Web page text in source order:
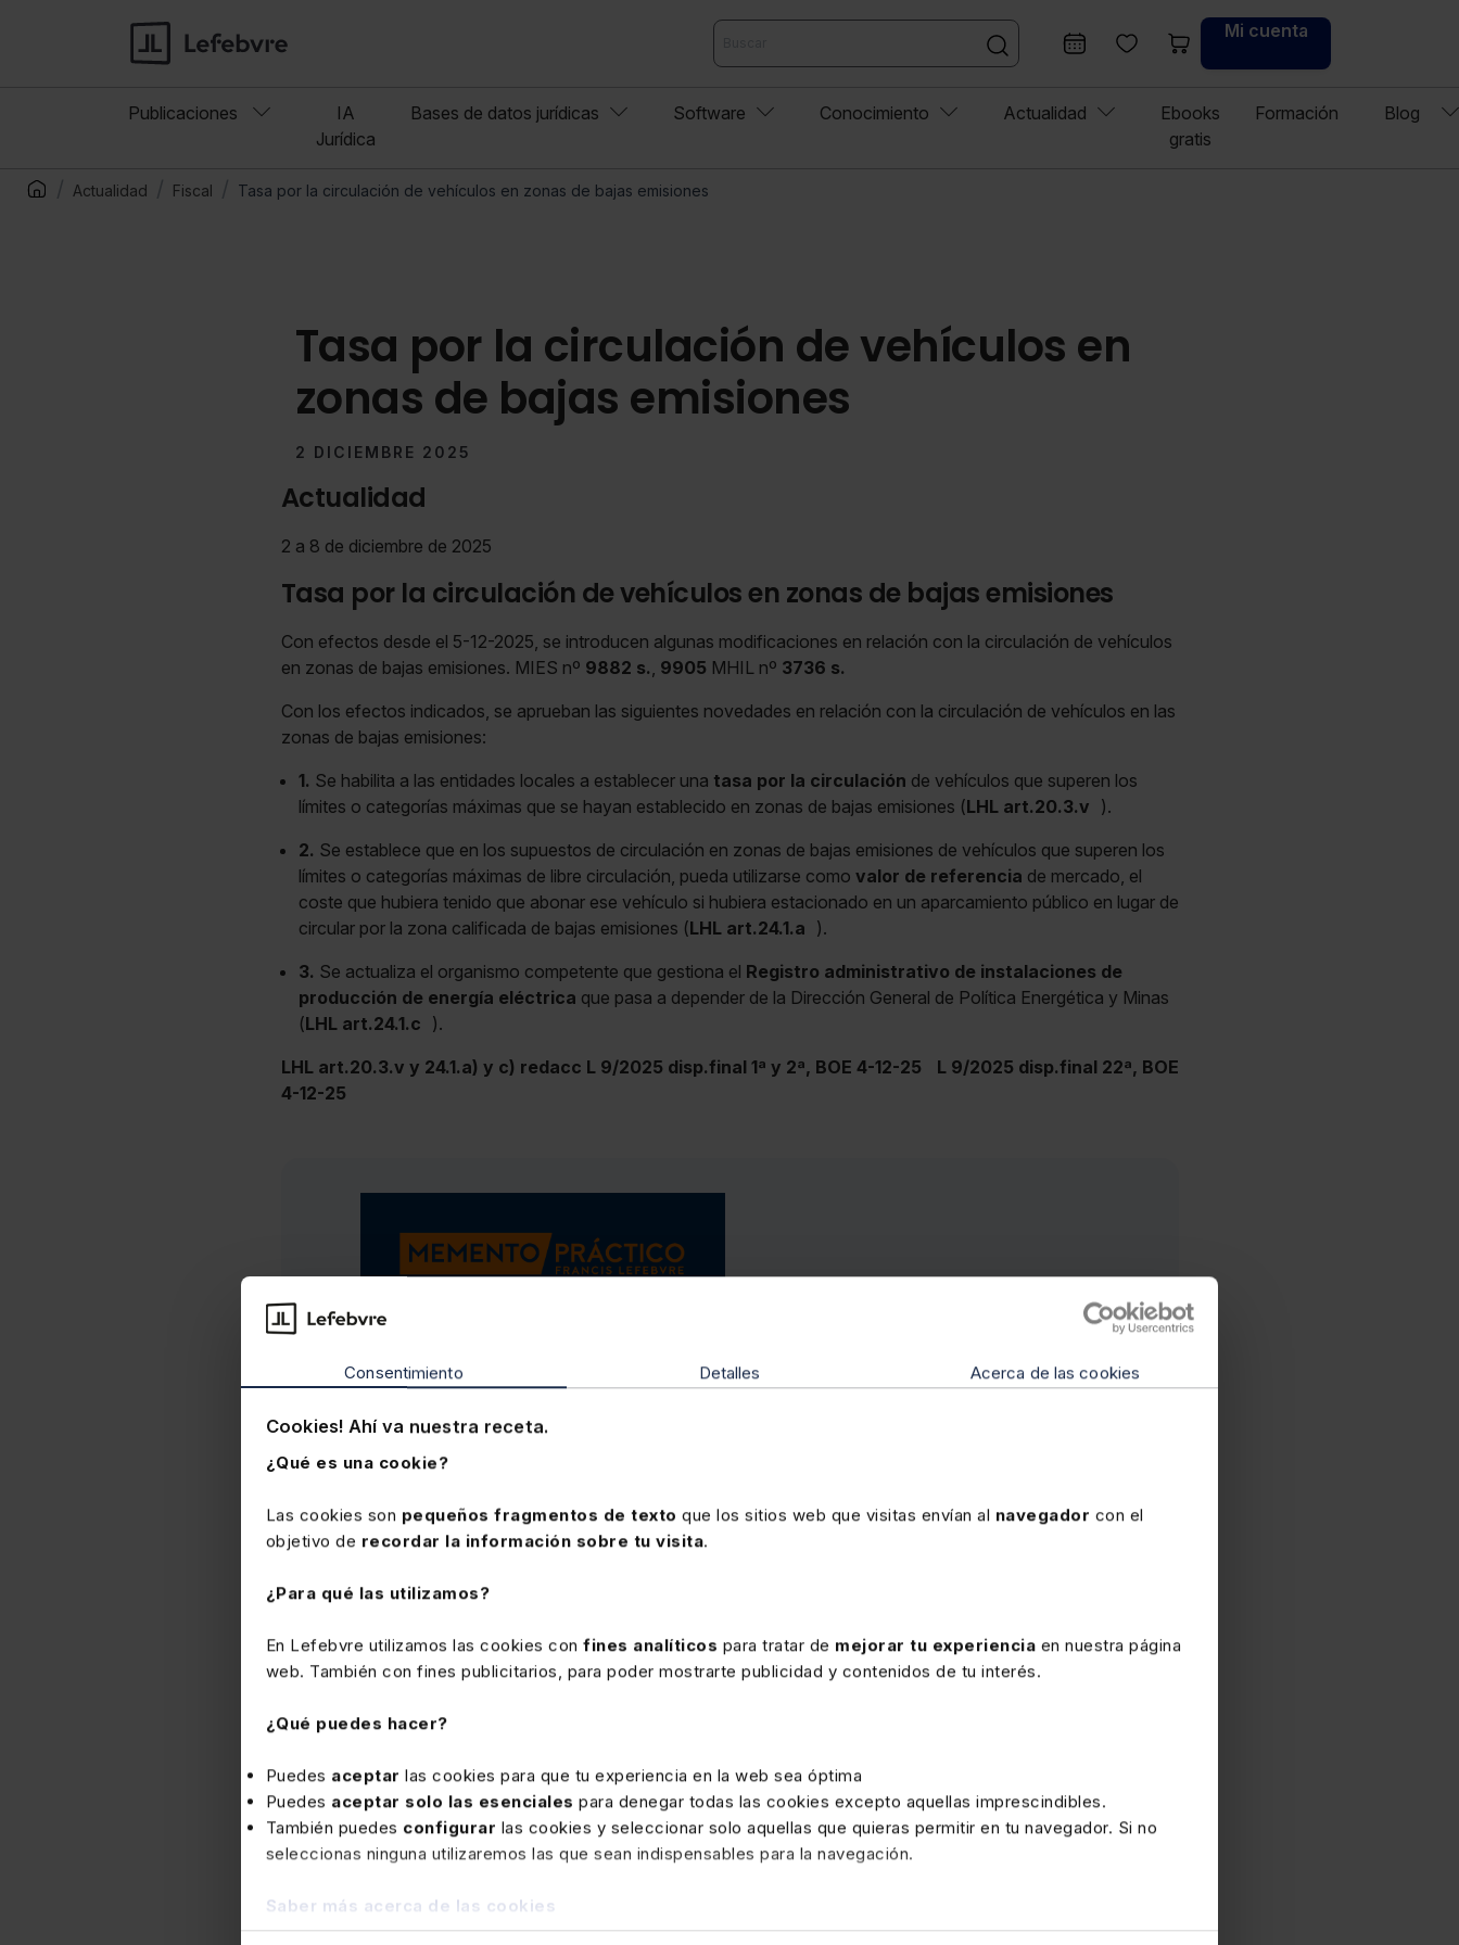
Consentimiento Detalles Acerca de las cookies
Cookies! Ahí va nuestra receta.
¿Qué es una cookie?
Las cookies son pequeños fragmentos de texto que los sitios web que visitas envían al navegador con el
objetivo de recordar la información sobre tu visita.
¿Para qué las utilizamos?
En Lefebvre utilizamos las cookies con fines analíticos para tratar de mejorar tu experiencia en nuestra página
web. También con fines publicitarios, para poder mostrarte publicidad y contenidos de tu interés.
¿Qué puedes hacer?
Puedes aceptar las cookies para que tu experiencia en la web sea óptima
Puedes aceptar solo las esenciales para denegar todas las cookies excepto aquellas imprescindibles.
También puedes configurar las cookies y seleccionar solo aquellas que quieras permitir en tu navegador. Si no
seleccionas ninguna utilizaremos las que sean indispensables para la navegación.
Saber más acerca de las cookies
Mi cuenta
Publicaciones
IA
Jurídica
Bases de datos jurídicas Software Conocimiento Actualidad
Ebooks
gratis
Formación Blog
Actualidad Fiscal Tasa por la circulación de vehículos en zonas de bajas emisiones
Tasa por la circulación de vehículos en
zonas de bajas emisiones
2 DICIEMBRE 2025
Actualidad
2 a 8 de diciembre de 2025
Tasa por la circulación de vehículos en zonas de bajas emisiones
Con efectos desde el 5-12-2025, se introducen algunas modificaciones en relación con la circulación de vehículos
en zonas de bajas emisiones. MIES nº 9882 s., 9905 MHIL nº 3736 s.
Con los efectos indicados, se aprueban las siguientes novedades en relación con la circulación de vehículos en las
zonas de bajas emisiones:
1. Se habilita a las entidades locales a establecer una tasa por la circulación de vehículos que superen los
límites o categorías máximas que se hayan establecido en zonas de bajas emisiones (LHL art.20.3.v ).
2. Se establece que en los supuestos de circulación en zonas de bajas emisiones de vehículos que superen los
límites o categorías máximas de libre circulación, pueda utilizarse como valor de referencia de mercado, el
coste que hubiera tenido que abonar ese vehículo si hubiera estacionado en un aparcamiento público en lugar de
circular por la zona calificada de bajas emisiones (LHL art.24.1.a ).
3. Se actualiza el organismo competente que gestiona el Registro administrativo de instalaciones de
producción de energía eléctrica que pasa a depender de la Dirección General de Política Energética y Minas
(LHL art.24.1.c ).
LHL art.20.3.v y 24.1.a) y c) redacc L 9/2025 disp.final 1ª y 2ª, BOE 4-12-25
L 9/2025 disp.final 22ª, BOE
4-12-25